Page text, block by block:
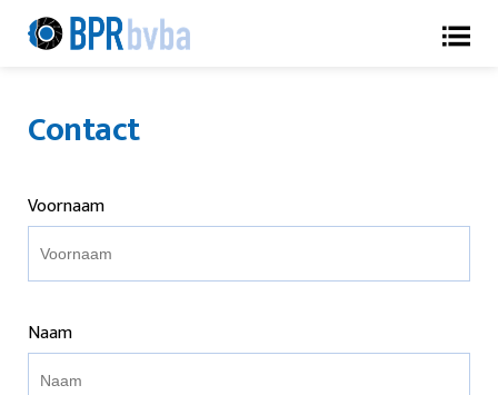
Contact
Voornaam
Naam